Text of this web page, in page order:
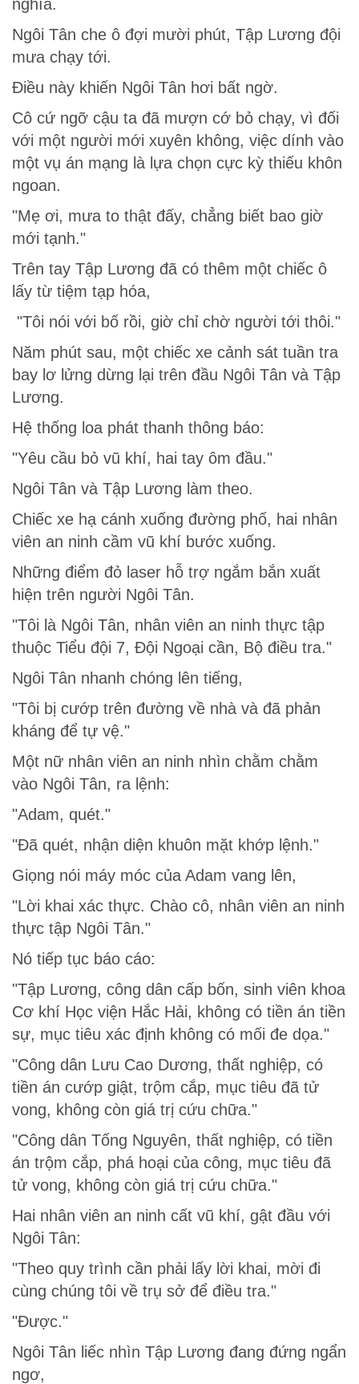
nghĩa.
Ngôi Tân che ô đợi mười phút, Tập Lương đội
mưa chạy tới.
Điều này khiến Ngôi Tân hơi bất ngờ.
Cô cứ ngỡ cậu ta đã mượn cớ bỏ chạy, vì đối
với một người mới xuyên không, việc dính vào
một vụ án mạng là lựa chọn cực kỳ thiếu khôn
ngoan.
"Mẹ ơi, mưa to thật đấy, chẳng biết bao giờ
mới tạnh."
Trên tay Tập Lương đã có thêm một chiếc ô
lấy từ tiệm tạp hóa,
"Tôi nói với bố rồi, giờ chỉ chờ người tới thôi."
Năm phút sau, một chiếc xe cảnh sát tuần tra
bay lơ lửng dừng lại trên đầu Ngôi Tân và Tập
Lương.
Hệ thống loa phát thanh thông báo:
"Yêu cầu bỏ vũ khí, hai tay ôm đầu."
Ngôi Tân và Tập Lương làm theo.
Chiếc xe hạ cánh xuống đường phố, hai nhân
viên an ninh cầm vũ khí bước xuống.
Những điểm đỏ laser hỗ trợ ngắm bắn xuất
hiện trên người Ngôi Tân.
"Tôi là Ngôi Tân, nhân viên an ninh thực tập
thuộc Tiểu đội 7, Đội Ngoại cần, Bộ điều tra."
Ngôi Tân nhanh chóng lên tiếng,
"Tôi bị cướp trên đường về nhà và đã phản
kháng để tự vệ."
Một nữ nhân viên an ninh nhìn chằm chằm
vào Ngôi Tân, ra lệnh:
"Adam, quét."
"Đã quét, nhận diện khuôn mặt khớp lệnh."
Giọng nói máy móc của Adam vang lên,
"Lời khai xác thực. Chào cô, nhân viên an ninh
thực tập Ngôi Tân."
Nó tiếp tục báo cáo:
"Tập Lương, công dân cấp bốn, sinh viên khoa
Cơ khí Học viện Hắc Hải, không có tiền án tiền
sự, mục tiêu xác định không có mối đe dọa."
"Công dân Lưu Cao Dương, thất nghiệp, có
tiền án cướp giật, trộm cắp, mục tiêu đã tử
vong, không còn giá trị cứu chữa."
"Công dân Tống Nguyên, thất nghiệp, có tiền
án trộm cắp, phá hoại của công, mục tiêu đã
tử vong, không còn giá trị cứu chữa."
Hai nhân viên an ninh cất vũ khí, gật đầu với
Ngôi Tân:
"Theo quy trình cần phải lấy lời khai, mời đi
cùng chúng tôi về trụ sở để điều tra."
"Được."
Ngôi Tân liếc nhìn Tập Lương đang đứng ngẩn
ngơ,